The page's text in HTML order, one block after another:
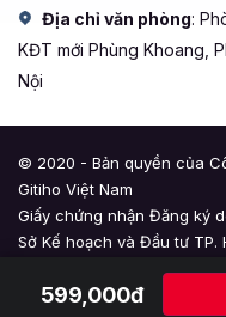
599,000đ
Địa chỉ văn phòng:
KĐT mới Phùng Khoang,
Nội
© 2020 - Bản quyền của
Gitiho Việt Nam
Giấy chứng nhận Đăng ký
Sở Kế hoạch và Đầu tư TP.
thông